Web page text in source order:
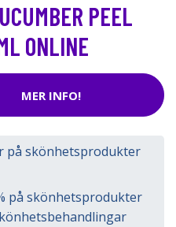
PEEL
ONLINE
MER INFO!
på skönhetsprodukter
på skönhetsprodukter